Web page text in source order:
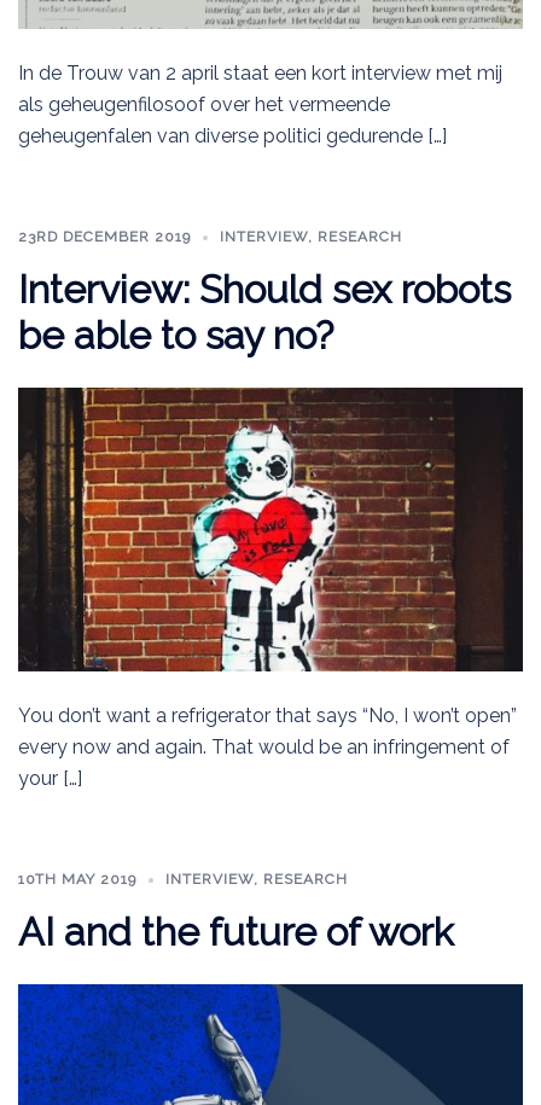
In de Trouw van 2 april staat een kort interview met mij
als geheugenfilosoof over het vermeende
geheugenfalen van diverse politici gedurende […]
23RD DECEMBER 2019 INTERVIEW, RESEARCH
Interview: Should sex robots
be able to say no?
You don’t want a refrigerator that says “No, I won’t open”
every now and again. That would be an infringement of
your […]
10TH MAY 2019 INTERVIEW, RESEARCH
AI and the future of work